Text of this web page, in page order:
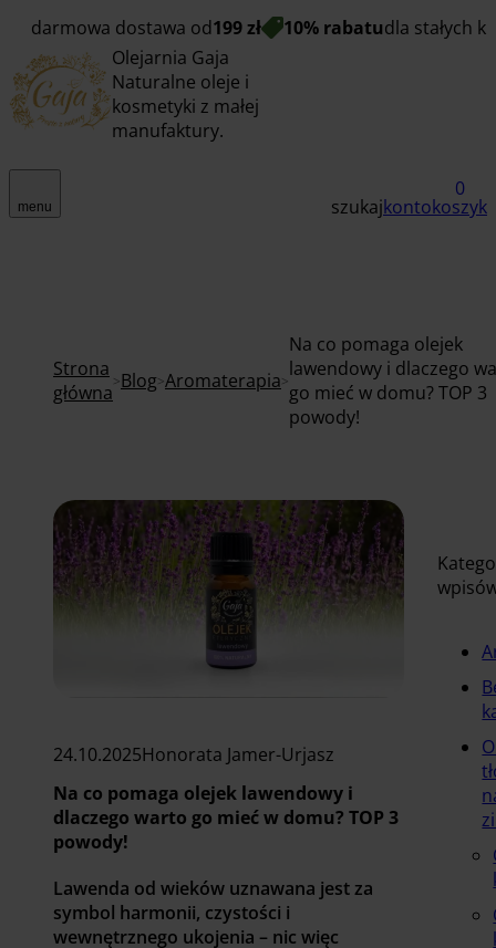
darmowa dostawa od199 zł 10% rabatudla stałych
Olejarnia Gaja
Naturalne oleje i
kosmetyki z małej
manufaktury.
menu szukajkonto
0
koszyk
Strona
główna Blog Aromaterapia
Na co pomaga olejek
lawendowy i dlaczego
go mieć w domu? TOP 3
powody!
24.10.2025Honorata Jamer-Urjasz
Na co pomaga olejek lawendowy i
dlaczego warto go mieć w domu? TOP 3
powody!
Lawenda od wieków uznawana jest za
symbol harmonii, czystości i
wewnętrznego ukojenia – nic więc